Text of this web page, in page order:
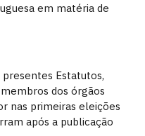
em matéria de
Estatutos,
dos órgãos
nas primeiras eleições
após a publicação